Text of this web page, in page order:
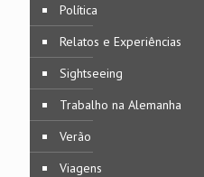
Política
Relatos e Experiências
Sightseeing
Trabalho na Alemanha
Verão
Viagens